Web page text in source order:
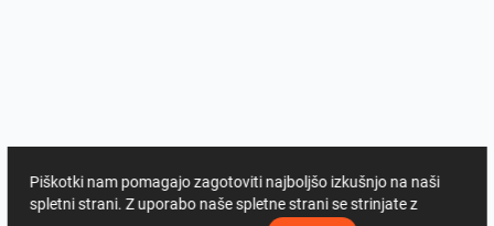
Piškotki nam pomagajo zagotoviti najboljšo izkušnjo na naši
spletni strani. Z uporabo naše spletne strani se strinjate z